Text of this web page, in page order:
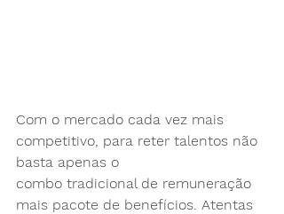
Com o mercado cada vez mais
competitivo, para reter talentos não
basta apenas o
combo tradicional de remuneração
mais pacote de benefícios. Atentas